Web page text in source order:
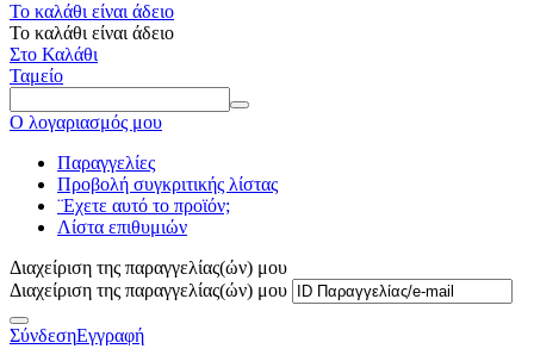
Το καλάθι είναι άδειο
Το καλάθι είναι άδειο
Στο Καλάθι
Ταμείο
Ο λογαριασμός μου
Παραγγελίες
Προβολή συγκριτικής λίστας
¨Εχετε αυτό το προϊόν;
Λίστα επιθυμιών
Διαχείριση της παραγγελίας(ών) μου
Διαχείριση της παραγγελίας(ών) μου
ΣύνδεσηΕγγραφή